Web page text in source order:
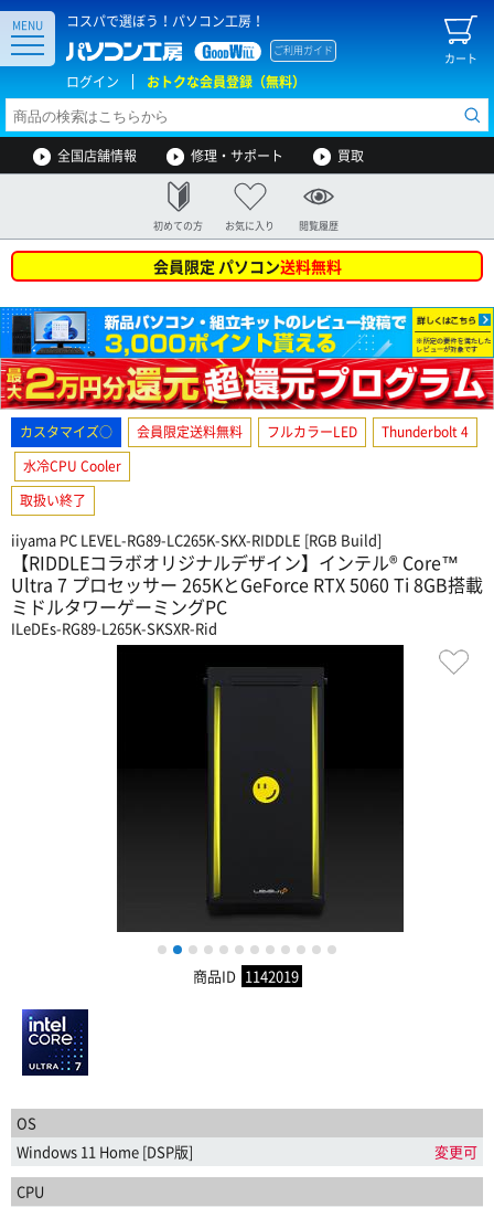
コスパで選ぼう！パソコン工房！
カート
ご利用ガイド
ログイン おトクな会員登録（無料）
MENU
全国店舗情報 修理・サポート 買取
初めての方 お気に入り 閲覧履歴
会員限定 パソコン送料無料
カスタマイズ○ 会員限定送料無料 フルカラーLED
Thunderbolt 4
水冷CPU Cooler
取扱い終了
iiyama PC LEVEL-RG89-LC265K-SKX-RIDDLE [RGB Build]
【RIDDLEコラボオリジナルデザイン】インテル® Core™
Ultra 7 プロセッサー 265KとGeForce RTX 5060 Ti 8GB搭載
ミドルタワーゲーミングPC
ILeDEs-RG89-L265K-SKSXR-Rid
1 2 3 4 5 6 7 8 9 10 11
商品ID 1142019
OS
Windows 11 Home [DSP版]
変更可
CPU